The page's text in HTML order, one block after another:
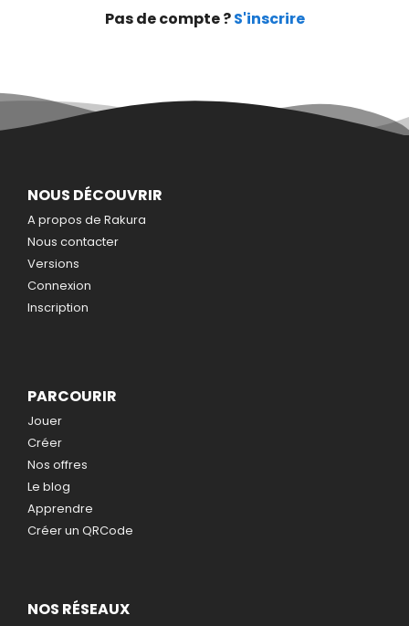
Pas de compte ?S'inscrire
NOUS DÉCOUVRIR
A propos de Rakura
Nous contacter
Versions
Connexion
Inscription
PARCOURIR
Jouer
Créer
Nos offres
Le blog
Apprendre
Créer un QRCode
NOS RÉSEAUX